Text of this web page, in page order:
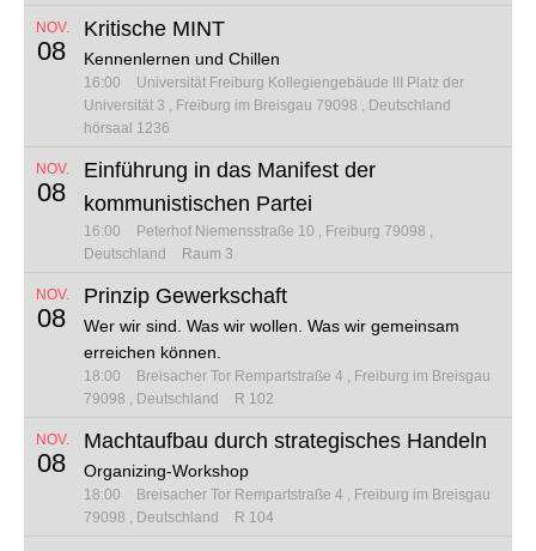
NOV.
08
Kritische MINT
Kennenlernen und Chillen
16:00 Universität Freiburg Kollegiengebäude III Platz der
Universität 3
Freiburg im Breisgau 79098
Deutschland
hörsaal 1236
NOV.
08
Einführung in das Manifest der
kommunistischen Partei
16:00 Peterhof Niemensstraße 10
Freiburg 79098
Deutschland
Raum 3
NOV.
08
Prinzip Gewerkschaft
Wer wir sind. Was wir wollen. Was wir gemeinsam
erreichen können.
18:00 Breisacher Tor Rempartstraße 4
Freiburg im Breisgau
79098
Deutschland R 102
NOV.
08
Machtaufbau durch strategisches Handeln
Organizing-Workshop
18:00 Breisacher Tor Rempartstraße 4
Freiburg im Breisgau
79098
Deutschland R 104